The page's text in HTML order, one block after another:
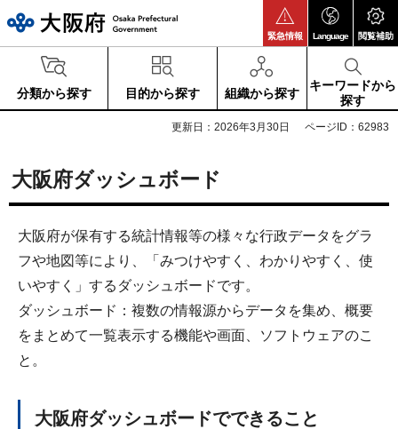
緊急情報 Language 閲覧補助
分類から探す 目的から探す 組織から探す
キーワードから
探す
更新日：2026年3月30日 ページID：62983
大阪府ダッシュボード
大阪府が保有する統計情報等の様々な行政データをグラ
フや地図等により、「みつけやすく、わかりやすく、使
いやすく」するダッシュボードです。
ダッシュボード：複数の情報源からデータを集め、概要
をまとめて一覧表示する機能や画面、ソフトウェアのこ
と。
大阪府ダッシュボードでできること